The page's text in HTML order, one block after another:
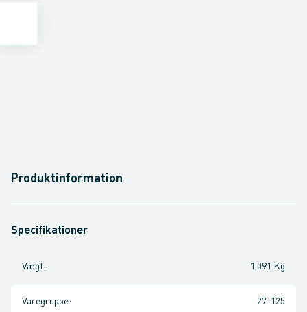
Produktinformation
Specifikationer
Vægt: 1,091 Kg
Varegruppe: 27-125